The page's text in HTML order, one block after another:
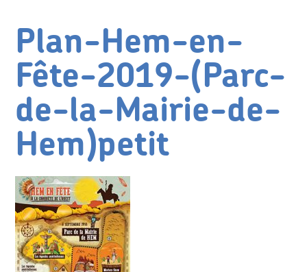
Plan-Hem-en-
Fête-2019-(Parc-
de-la-Mairie-de-
Hem)petit